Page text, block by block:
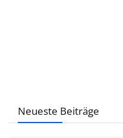
Neueste Beiträge